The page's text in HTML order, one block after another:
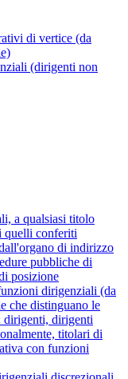
di vertice (da
(dirigenti non
a qualsiasi titolo
quelli conferiti
di indirizzo
pubbliche di
posizione
dirigenziali (da
che distinguano le
dirigenti, dirigenti
titolari di
con funzioni